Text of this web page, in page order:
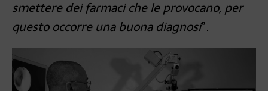
smettere dei farmaci che le provocano, per
questo occorre una buona diagnosi”.